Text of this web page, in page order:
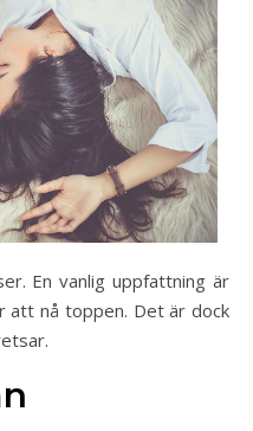
En vanlig uppfattning är
att nå toppen. Det är dock